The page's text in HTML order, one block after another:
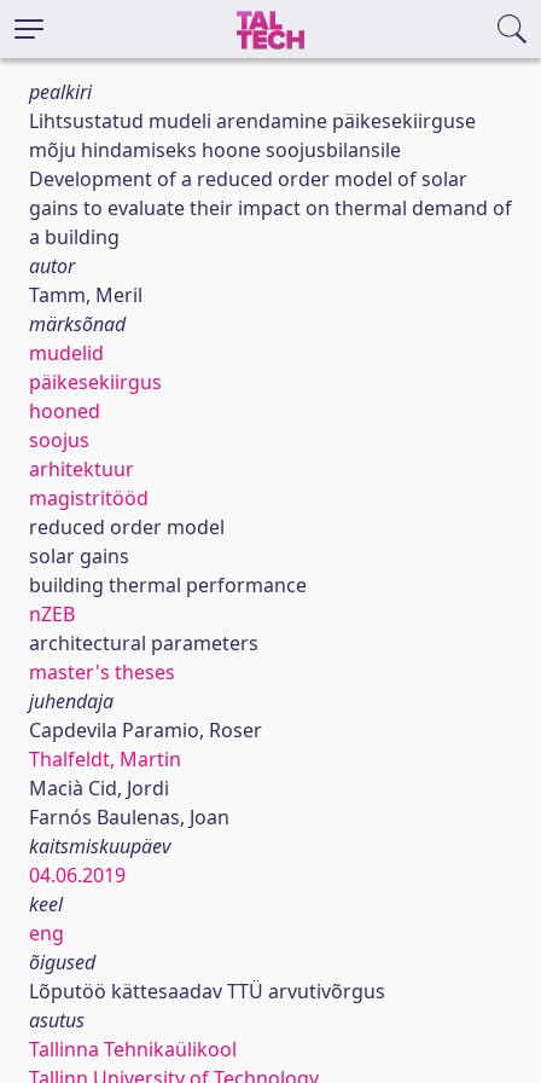
pealkiri
Lihtsustatud mudeli arendamine päikesekiirguse
mõju hindamiseks hoone soojusbilansile
Development of a reduced order model of solar
gains to evaluate their impact on thermal demand of
a building
autor
Tamm, Meril
märksõnad
mudelid
päikesekiirgus
hooned
soojus
arhitektuur
magistritööd
reduced order model
solar gains
building thermal performance
nZEB
architectural parameters
master's theses
juhendaja
Capdevila Paramio, Roser
Thalfeldt, Martin
Macià Cid, Jordi
Farnós Baulenas, Joan
kaitsmiskuupäev
04.06.2019
keel
eng
õigused
Lõputöö kättesaadav TTÜ arvutivõrgus
asutus
Tallinna Tehnikaülikool